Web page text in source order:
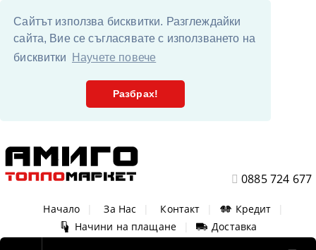
Сайтът използва бисквитки. Разглеждайки
сайта, Вие се съгласявате с използването на
бисквитки
Научете повече
Разбрах!
0885 724 677
Начало За Нас Контакт Кредит
Начини на плащане
Доставка